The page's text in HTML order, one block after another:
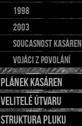
1998
2003
soucasnost kasáren
Vojáci z povolání
Plánek kasáren
Velitelé útvaru
Struktura pluku